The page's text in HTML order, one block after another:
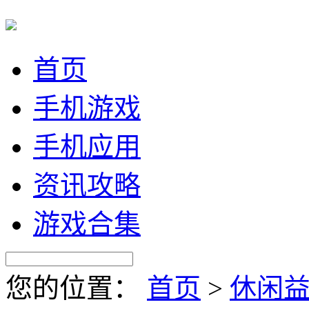
首页
手机游戏
手机应用
资讯攻略
游戏合集
您的位置： 首页 > 休闲